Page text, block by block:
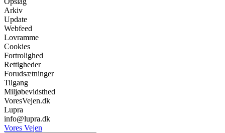
Arkiv
Update
Webfeed
Lovramme
Cookies
Fortrolighed
Rettigheder
Forudsætninger
Tilgang
Miljøbevidsthed
VoresVejen.dk
Lupra
info@lupra.dk
Vores Vejen